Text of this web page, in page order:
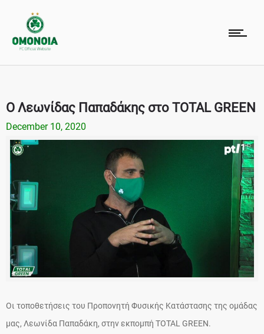
Ο Λεωνίδας Παπαδάκης στο TOTAL GREEN
December 10, 2020
Οι τοποθετήσεις του Προπονητή Φυσικής Κατάστασης της ομάδας
μας, Λεωνίδα Παπαδάκη, στην εκπομπή TOTAL GREEN.